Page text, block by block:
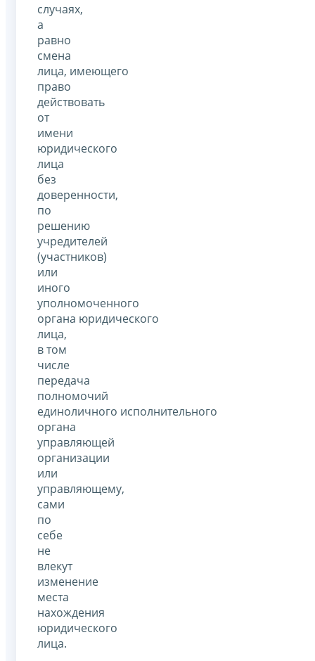
случаях,
а
равно
смена
лица, имеющего
право
действовать
от
имени
юридического
лица
без
доверенности,
по
решению
учредителей
(участников)
или
иного
уполномоченного
органа юридического
лица,
в том
числе
передача
полномочий
единоличного исполнительного
органа
управляющей
организации
или
управляющему,
сами
по
себе
не
влекут
изменение
места
нахождения
юридического
лица.